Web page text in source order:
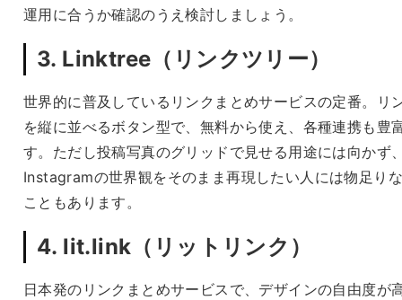
運用に合うか確認のうえ検討しましょう。
3. Linktree（リンクツリー）
世界的に普及しているリンクまとめサービスの定番。リ
を縦に並べるボタン型で、無料から使え、各種連携も豊
す。ただし投稿写真のグリッドで見せる用途には向かず
Instagramの世界観をそのまま再現したい人には物足り
こともあります。
4. lit.link（リットリンク）
日本発のリンクまとめサービスで、デザインの自由度が